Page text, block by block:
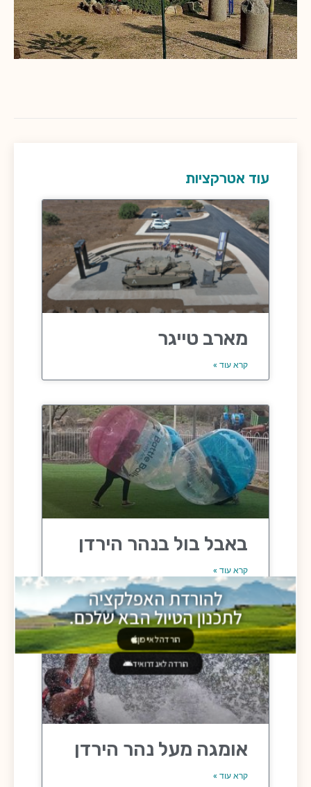
עוד אטרקציות
מארב טייגר
קרא עוד »
באבל בול בנהר הירדן
קרא עוד »
אומגה מעל נהר הירדן
קרא עוד »
להורדת האפלקציה
לתכנון הטיול הבא שלכם.
הורדה לאייפון
הורדה לאנדרואיד